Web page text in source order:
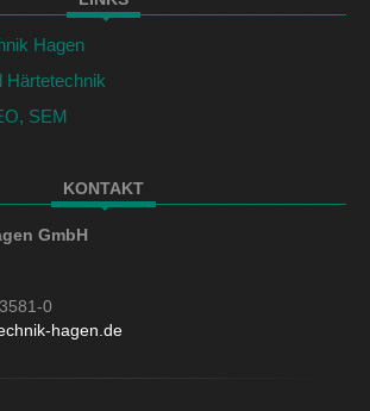
Hagen
Härtetechnik
SEM
KONTAKT
GmbH
0
hagen.de